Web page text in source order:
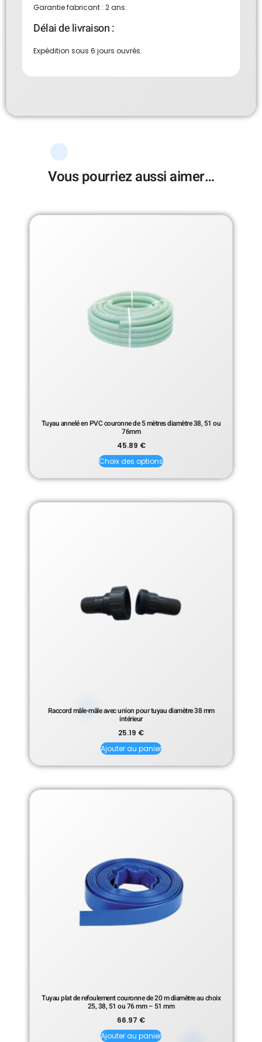
Garantie fabricant : 2 ans.
Délai de livraison :
Expédition sous 6 jours ouvrés.
Vous pourriez aussi aimer…
Tuyau annelé en PVC couronne de 5 mètres diamètre 38, 51 ou
76mm
45.89 €
Choix des options
Raccord mâle-mâle avec union pour tuyau diamètre 38 mm
intérieur
25.19 €
Ajouter au panier
Tuyau plat de refoulement couronne de 20 m diamètre au choix
25, 38, 51 ou 76 mm – 51 mm
66.97 €
Ajouter au panier